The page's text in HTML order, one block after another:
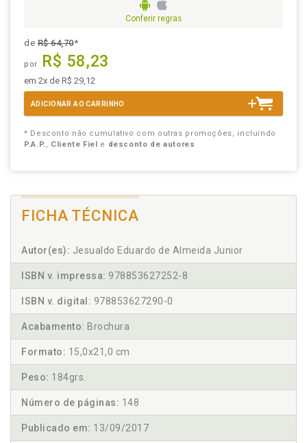
Conferir regras
deR$ 64,70*
por R$ 58,23
em 2x de R$ 29,12
ADICIONAR AO CARRINHO
* Desconto não cumulativo com outras promoções, incluindo
P.A.P., Cliente Fiel e desconto de autores
FICHA TÉCNICA
Autor(es): Jesualdo Eduardo de Almeida Junior
ISBN v. impressa: 978853627252-8
ISBN v. digital: 978853627290-0
Acabamento: Brochura
Formato: 15,0x21,0 cm
Peso: 184grs.
Número de páginas: 148
Publicado em: 13/09/2017